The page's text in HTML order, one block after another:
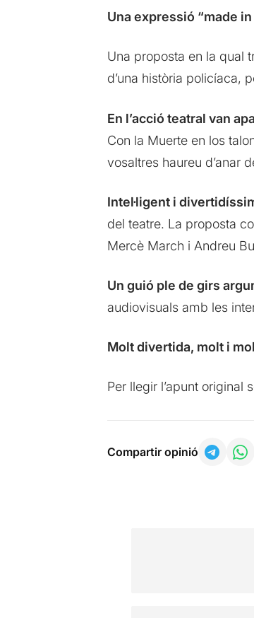
Una expressió “made
Una proposta en la qual
d’una història policíaca,
En l’acció teatral van
Con la Muerte en los
vosaltres haureu d’anar
Intel·ligent i
del teatre. La proposta
Mercè March i Andreu
Un guió ple de girs
audiovisuals amb les
Molt divertida, molt i
Per llegir l’apunt original
Compartir opinió